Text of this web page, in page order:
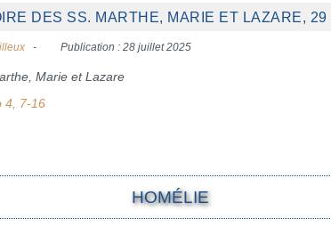
DES SS. MARTHE, MARIE ET LAZARE,
Publication : 28 juillet 2025
Marie et Lazare
4, 7-16
HOMÉLIE